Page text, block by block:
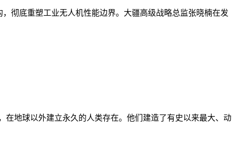
彻底重塑工业无人机性能边界。大疆高级战略总监张晓楠在发
在地球以外建立永久的人类存在。他们建造了有史以来最大、动